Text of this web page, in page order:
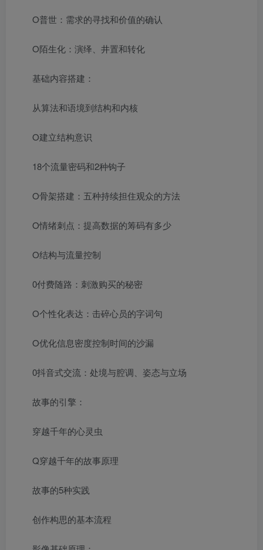
O普世：需求的寻找和价值的确认
O陌生化：演绎、井置和转化
基础内容搭建：
从算法和语境到结构和内核
O建立结构意识
18个流量密码和2种钩子
O骨架搭建：五种持续担住观众的方法
O情绪刺点：提高数据的筹码有多少
O结构与流量控制
0付费随路：刺激购买的秘密
O个性化表达：击碎心员的字词句
O优化信息密度控制时间的沙漏
0抖音式交流：处境与腔调、姿态与立场
故事的引擎：
穿越千年的心灵虫
Q穿越千年的故事原理
故事的5种实践
创作构思的基本流程